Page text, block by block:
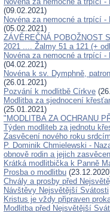
(09.02.2021)
Novéna za nemocné a trpící
(05.02.2021)
ZÁVĚREČNÁ POBOŽNOST
2021 .... Žalmy 51 a 121 (+
Novéna za nemocné a trpící
(04.02.2021)
Novéna k sv. Dymphně,
(26.01.2021)
Pozvání k modlitbě Církve
Modlitba za sjednocení
(25.01.2021)
"MODLITBA ZA OCHRANU
Týden modliteb za jednotu
Zasvěcení nového roku
P. Dominik Chmielewski -
obnově rodin a jejich
Krátká modlitbička k Panně
Prosba o modlitbu
Chvály a prosby před
Návštěvy Nejsvětější Svátosti
Kristus je vždy připraven
Modlitba před Nejsvětější